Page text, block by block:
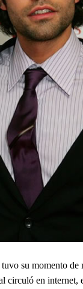
su momento de
circuló en internet,